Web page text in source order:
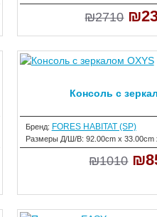
₪2710
Бренд: FORES HABITAT (SP)
Размеры Д/Ш/В: 92.00cm x 33.00cm
Консоль с
₪1010